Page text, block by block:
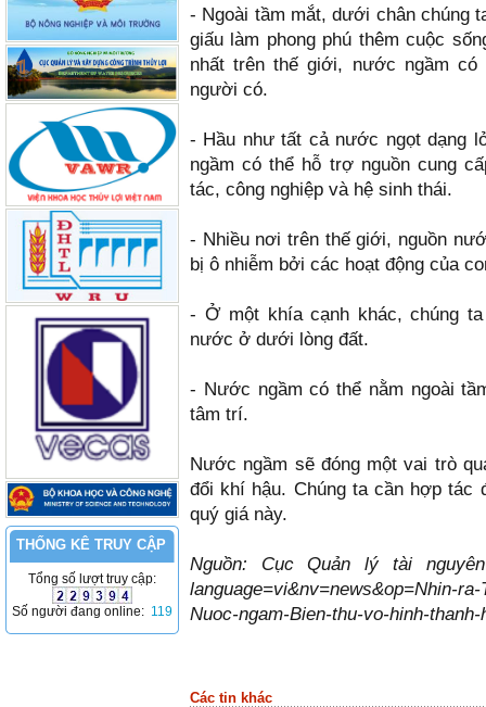
THỐNG KÊ TRUY CẬP
Tổng số lượt truy cập:
Số người đang online: 119
- Ngoài tầm mắt, dưới chân chúng
giấu làm phong phú thêm cuộc
nhất trên thế giới, nước ngầm
người có.
- Hầu như tất cả nước ngọt dạng
ngầm có thể hỗ trợ nguồn cung
tác, công nghiệp và hệ sinh thái.
- Nhiều nơi trên thế giới, nguồn
bị ô nhiễm bởi các hoạt động của
- Ở một khía cạnh khác, chúng
nước ở dưới lòng đất.
- Nước ngầm có thể nằm ngoài
tâm trí.
Nước ngầm sẽ đóng một vai trò
đổi khí hậu. Chúng ta cần hợp tác
quý giá này.
Nguồn: Cục Quản lý tài nguyên
language=vi&nv=news&op=Nhin-
Nuoc-ngam-Bien-thu-vo-hinh-thanh-
Các tin khác